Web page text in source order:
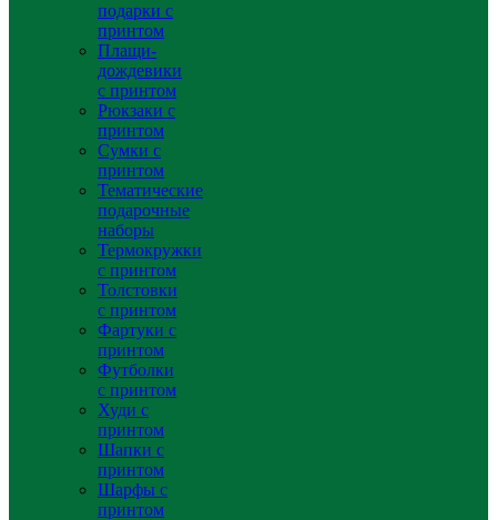
подарки с
принтом
Плащи-
дождевики
с принтом
Рюкзаки с
принтом
Сумки с
принтом
Тематические
подарочные
наборы
Термокружки
с принтом
Толстовки
с принтом
Фартуки с
принтом
Футболки
с принтом
Худи с
принтом
Шапки с
принтом
Шарфы с
принтом